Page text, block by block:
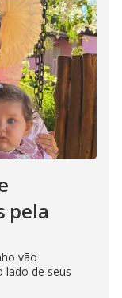
pela
vão
lado de seus